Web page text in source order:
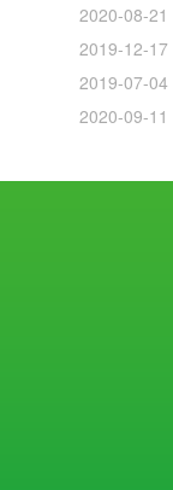
2020-08-21
2019-12-17
2019-07-04
2020-09-11